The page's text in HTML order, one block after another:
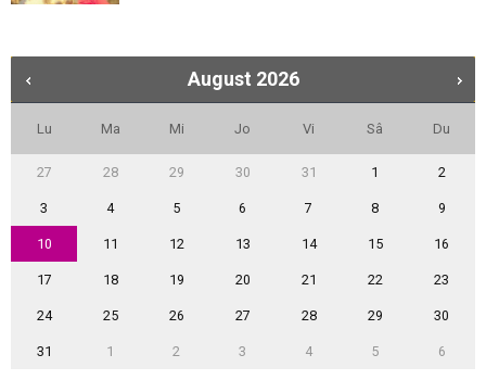
August 2026
Lu Ma Mi Jo Vi Sâ Du
27 28 29 30 31 1 2
3 4 5 6 7 8 9
10 11 12 13 14 15 16
17 18 19 20 21 22 23
24 25 26 27 28 29 30
31 1 2 3 4 5 6